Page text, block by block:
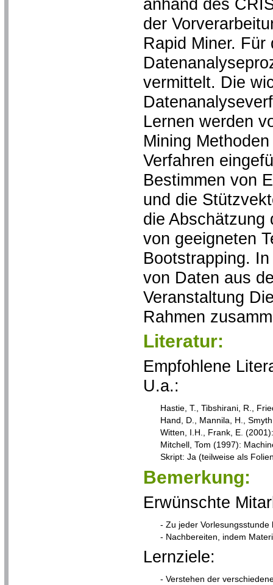
der
Rapid Miner.
vermittelt. Die
Lernen werden
Mining
Verfahren
Bestimmen von
und die
die Abschätzung
von geeigneten
Bootstrapping.
von Daten aus
Veranstaltung
Rahmen
Literatur:
Empfohlene
U.a.:
Hastie, T., Tibshirani, R.,
Hand, D., Mannila, H.,
Witten, I.H., Frank, E.
Mitchell, Tom (1997):
Skript: Ja (teilweise als
Bemerkung:
Erwünschte
- Zu jeder
- Nachbereiten, indem
Lernziele:
- Verstehen der